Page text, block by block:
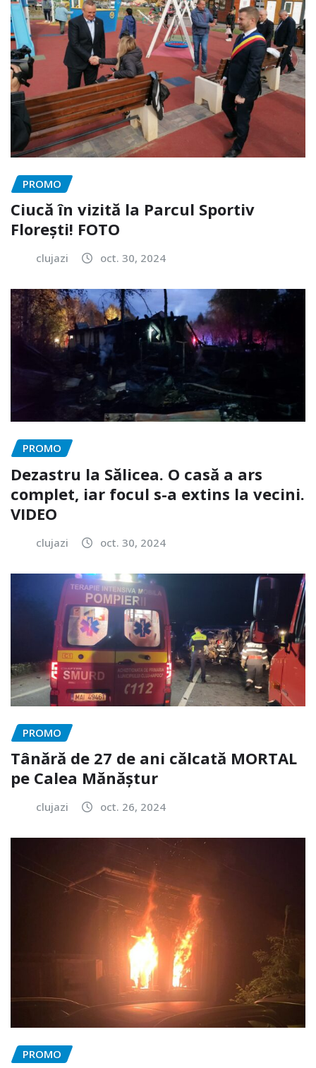
PROMO
Ciucă în vizită la Parcul Sportiv
Florești! FOTO
clujazi oct. 30, 2024
PROMO
Dezastru la Sălicea. O casă a ars
complet, iar focul s-a extins la vecini.
VIDEO
clujazi oct. 30, 2024
PROMO
Tânără de 27 de ani călcată MORTAL
pe Calea Mănăștur
clujazi oct. 26, 2024
PROMO